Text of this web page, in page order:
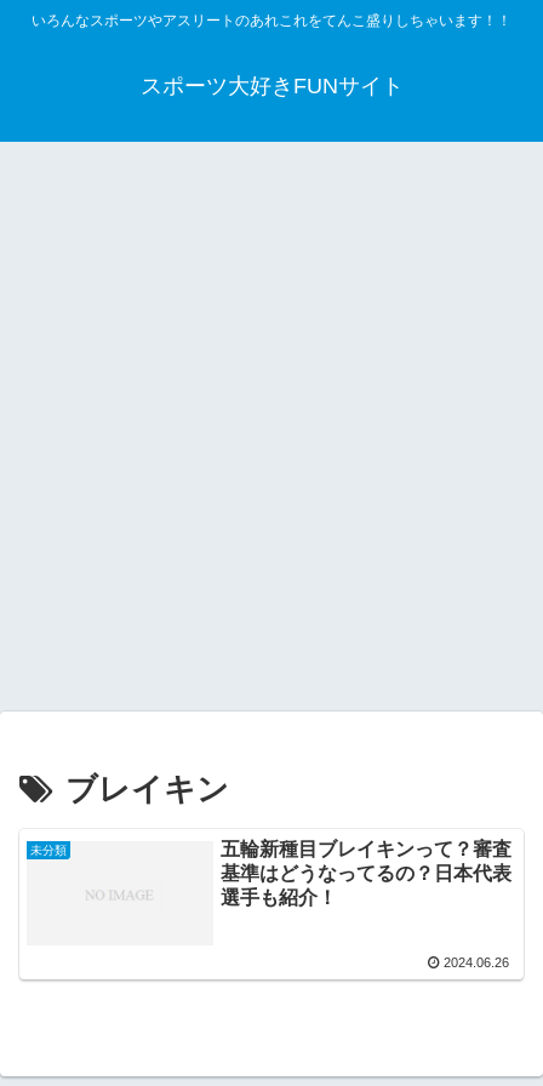
いろんなスポーツやアスリートのあれこれをてんこ盛りしちゃいます！！
スポーツ大好きFUNサイト
ブレイキン
未分類
五輪新種目ブレイキンって？審査
基準はどうなってるの？日本代表
選手も紹介！
2024.06.26